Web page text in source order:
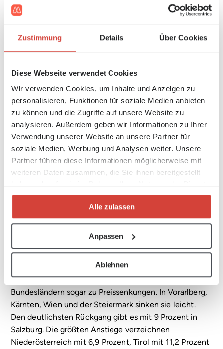
Zustimmung Details Über Cookies
Diese Webseite verwendet Cookies
Wir verwenden Cookies, um Inhalte und Anzeigen zu
personalisieren, Funktionen für soziale Medien anbieten
zu können und die Zugriffe auf unsere Website zu
analysieren. Außerdem geben wir Informationen zu Ihrer
Verwendung unserer Website an unsere Partner für
soziale Medien, Werbung und Analysen weiter. Unsere
Partner führen diese Informationen möglicherweise mit
weiteren Daten zusammen, die Sie ihnen bereitgestellt
haben oder die sie im Rahmen Ihrer Nutzung der Dienste
gesammelt haben.
Alle zulassen
Anpassen
Ablehnen
geringsten aus. In Vorarlberg sind die Netzkosten mit
werden die Preise um 12,4 Prozent angehoben (siehe
Stromnetzentgelte sinken in einigen
Bundesländern
Ein differenziertes Bild gibt es bei den
Stromnetzentgelten, hier kommt es in einigen
Bundesländern sogar zu Preissenkungen. In Vorarlberg,
Kärnten, Wien und der Steiermark sinken sie leicht.
Den deutlichsten Rückgang gibt es mit 9 Prozent in
Salzburg. Die größten Anstiege verzeichnen
Niederösterreich mit 6,9 Prozent, Tirol mit 11,2 Prozent